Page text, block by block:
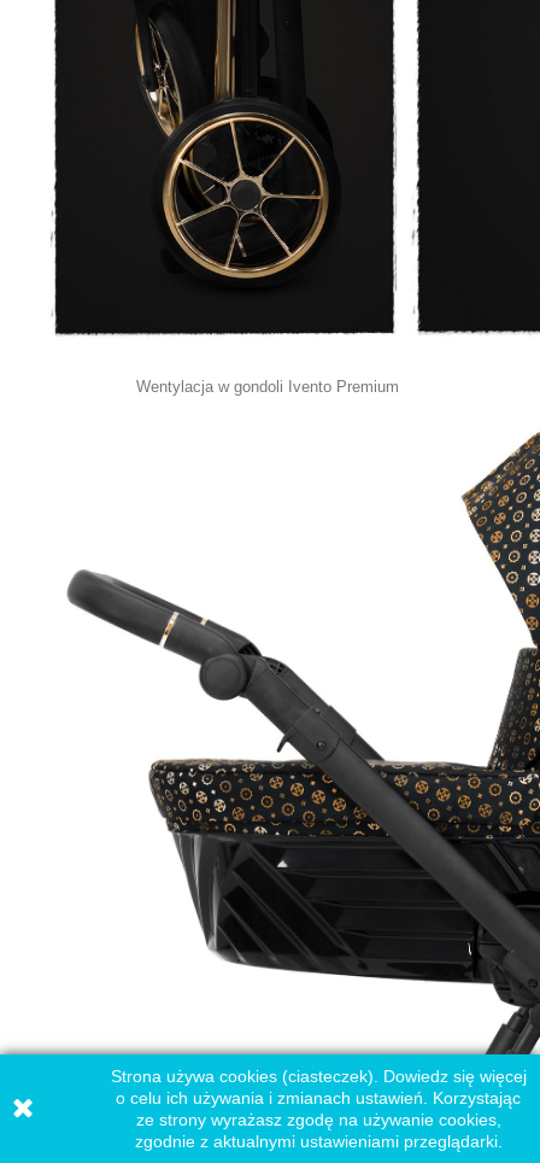
Wentylacja w gondoli Ivento Premium
Strona używa cookies (ciasteczek). Dowiedz się więcej
o celu ich używania i zmianach ustawień. Korzystając
ze strony wyrażasz zgodę na używanie cookies,
zgodnie z aktualnymi ustawieniami przeglądarki.